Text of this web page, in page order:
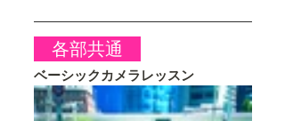
各部共通
ベーシックカメラレッスン